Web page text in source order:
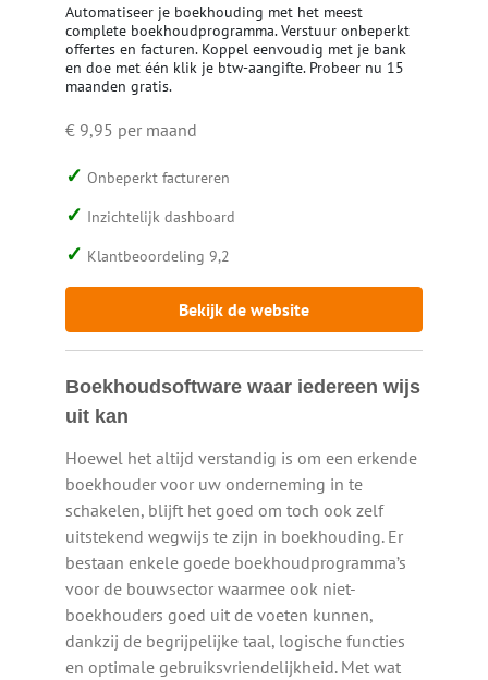
Automatiseer je boekhouding met het meest
complete boekhoudprogramma. Verstuur onbeperkt
offertes en facturen. Koppel eenvoudig met je bank
en doe met één klik je btw-aangifte. Probeer nu 15
maanden gratis.
€ 9,95 per maand
Onbeperkt factureren
Inzichtelijk dashboard
Klantbeoordeling 9,2
Bekijk de website
Boekhoudsoftware waar iedereen wijs
uit kan
Hoewel het altijd verstandig is om een erkende
boekhouder voor uw onderneming in te
schakelen, blijft het goed om toch ook zelf
uitstekend wegwijs te zijn in boekhouding. Er
bestaan enkele goede boekhoudprogramma’s
voor de bouwsector waarmee ook niet-
boekhouders goed uit de voeten kunnen,
dankzij de begrijpelijke taal, logische functies
en optimale gebruiksvriendelijkheid. Met wat